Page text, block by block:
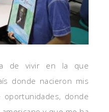
de vivir en la que
donde nacieron mis
donde